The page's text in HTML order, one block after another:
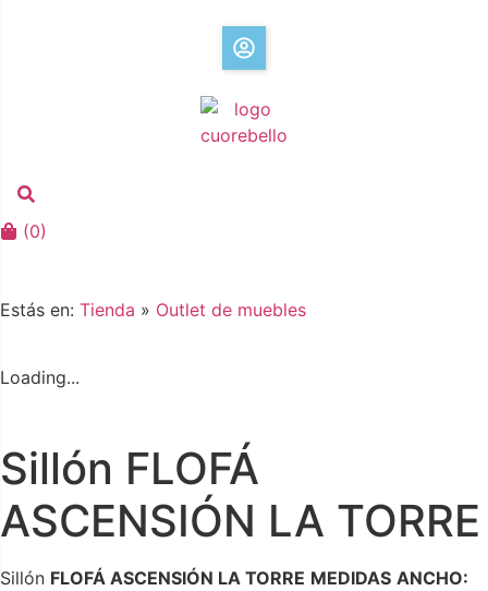
(0)
Estás en: Tienda » Outlet de muebles
Loading...
Sillón FLOFÁ
ASCENSIÓN LA TORRE
Sillón FLOFÁ ASCENSIÓN LA TORRE MEDIDAS ANCHO: